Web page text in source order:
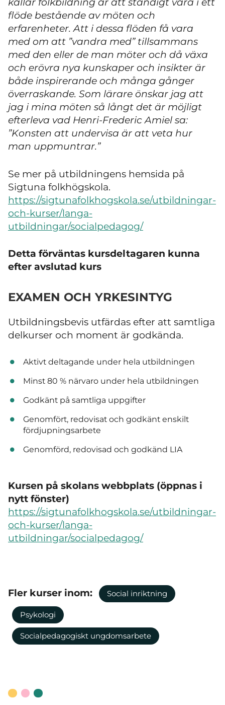
kallar folkbildning är att ständigt vara i ett
flöde bestående av möten och
erfarenheter. Att i dessa flöden få vara
med om att ”vandra med” tillsammans
med den eller de man möter och då växa
och erövra nya kunskaper och insikter är
både inspirerande och många gånger
överraskande. Som lärare önskar jag att
jag i mina möten så långt det är möjligt
efterleva vad Henri-Frederic Amiel sa:
”Konsten att undervisa är att veta hur
man uppmuntrar.”
Se mer på utbildningens hemsida på
Sigtuna folkhögskola.
https://sigtunafolkhogskola.se/utbildningar-
och-kurser/langa-
utbildningar/socialpedagog/
Detta förväntas kursdeltagaren kunna
efter avslutad kurs
EXAMEN OCH YRKESINTYG
Utbildningsbevis utfärdas efter att samtliga
delkurser och moment är godkända.
Aktivt deltagande under hela utbildningen
Minst 80 % närvaro under hela utbildningen
Godkänt på samtliga uppgifter
Genomfört, redovisat och godkänt enskilt
fördjupningsarbete
Genomförd, redovisad och godkänd LIA
Kursen på skolans webbplats (öppnas i
nytt fönster)
https://sigtunafolkhogskola.se/utbildningar-
och-kurser/langa-
utbildningar/socialpedagog/
Fler kurser inom: Social inriktning
Psykologi
Socialpedagogiskt ungdomsarbete